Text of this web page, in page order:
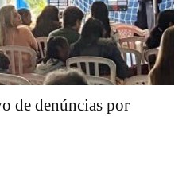
de denúncias por